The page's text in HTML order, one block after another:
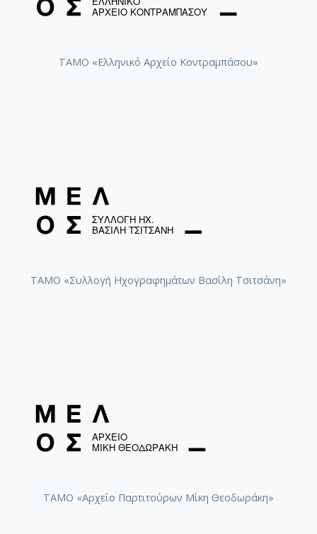
ΤΑΜΟ «Ελληνικό Αρχείο Κοντραμπάσου»
ΤΑΜΟ «Συλλογή Ηχογραφημάτων Βασίλη Τσιτσάνη»
ΤΑΜΟ «Αρχείο Παρτιτούρων Μίκη Θεοδωράκη»